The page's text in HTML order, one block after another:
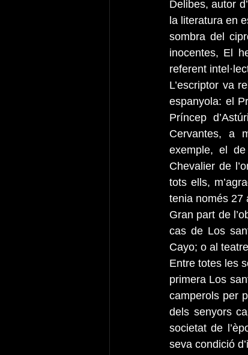
Delibes, autor
la literatura en
sombra del
inocentes, El
referent
L’escriptor va
espanyola: el
Príncep
Cervantes, a
exemple, el
Chevalier de
tots ells,
tenia només 27
Gran part de
cas de Los
Cayo; o al
Entre totes les
primera Los
camperols per
dels senyors
societat de
seva condició